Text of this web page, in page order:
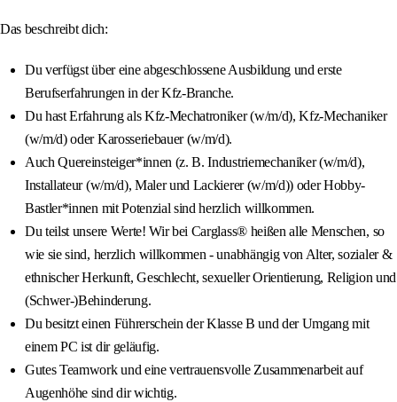
Das beschreibt dich:
Du verfügst über eine abgeschlossene Ausbildung und erste
Berufserfahrungen in der Kfz-Branche.
Du hast Erfahrung als Kfz-Mechatroniker (w/m/d), Kfz-Mechaniker
(w/m/d) oder Karosseriebauer (w/m/d).
Auch Quereinsteiger*innen (z. B. Industriemechaniker (w/m/d),
Installateur (w/m/d), Maler und Lackierer (w/m/d)) oder Hobby-
Bastler*innen mit Potenzial sind herzlich willkommen.
Du teilst unsere Werte! Wir bei Carglass® heißen alle Menschen, so
wie sie sind, herzlich willkommen - unabhängig von Alter, sozialer &
ethnischer Herkunft, Geschlecht, sexueller Orientierung, Religion und
(Schwer-)Behinderung.
Du besitzt einen Führerschein der Klasse B und der Umgang mit
einem PC ist dir geläufig.
Gutes Teamwork und eine vertrauensvolle Zusammenarbeit auf
Augenhöhe sind dir wichtig.